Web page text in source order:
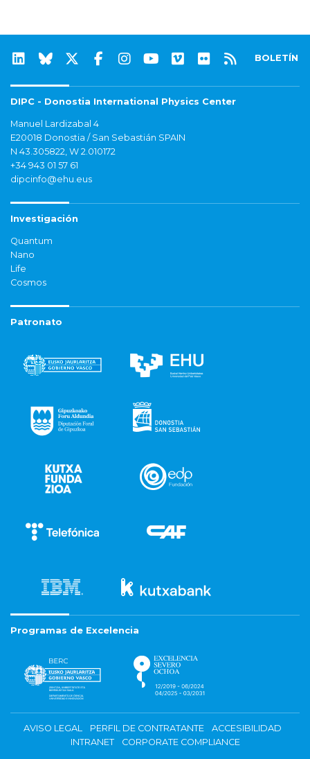
BOLETÍN
DIPC - Donostia International Physics Center
Manuel Lardizabal 4
E20018 Donostia / San Sebastián SPAIN
N 43.305822, W 2.010172
+34 943 01 57 61
dipcinfo@ehu.eus
Investigación
Quantum
Nano
Life
Cosmos
Patronato
Programas de Excelencia
AVISO LEGAL PERFIL DE CONTRATANTE
ACCESIBILIDAD
INTRANET
CORPORATE COMPLIANCE